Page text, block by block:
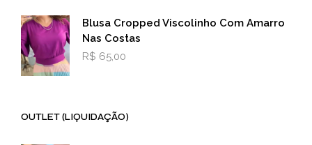
Blusa Cropped Viscolinho Com Amarro
Nas Costas
R$ 65,00
OUTLET (LIQUIDAÇÃO)